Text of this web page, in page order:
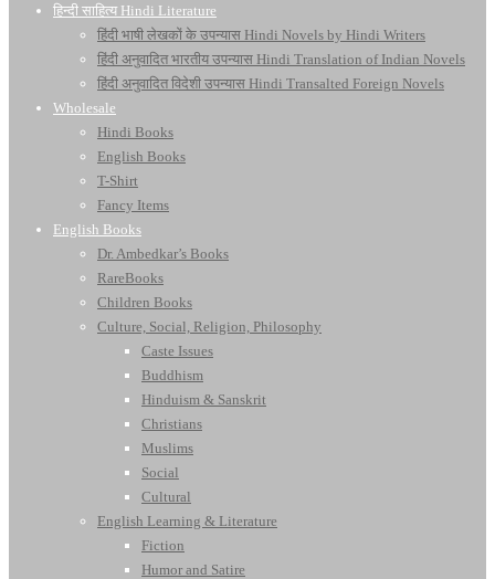
हिन्दी साहित्य Hindi Literature
हिंदी भाषी लेखकों के उपन्यास Hindi Novels by Hindi Writers
हिंदी अनुवादित भारतीय उपन्यास Hindi Translation of Indian Novels
हिंदी अनुवादित विदेशी उपन्यास Hindi Transalted Foreign Novels
Wholesale
Hindi Books
English Books
T-Shirt
Fancy Items
English Books
Dr. Ambedkar’s Books
RareBooks
Children Books
Culture, Social, Religion, Philosophy
Caste Issues
Buddhism
Hinduism & Sanskrit
Christians
Muslims
Social
Cultural
English Learning & Literature
Fiction
Humor and Satire